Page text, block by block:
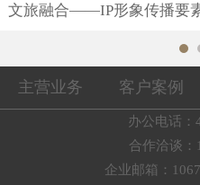
文旅融合——IP形象传播要
主营业务 客户案例
办公电话：
合作洽谈：
企业邮箱：